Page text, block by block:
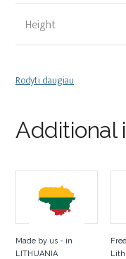
Height
Rodyti daugiau
Additional
Made by us - in
LITHUANIA